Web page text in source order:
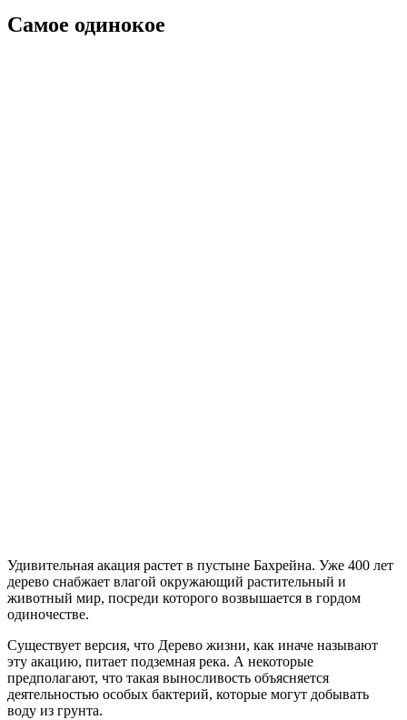
Самое одинокое
Удивительная акация растет в пустыне Бахрейна. Уже 400 лет
дерево снабжает влагой окружающий растительный и
животный мир, посреди которого возвышается в гордом
одиночестве.
Существует версия, что Дерево жизни, как иначе называют
эту акацию, питает подземная река. А некоторые
предполагают, что такая выносливость объясняется
деятельностью особых бактерий, которые могут добывать
воду из грунта.